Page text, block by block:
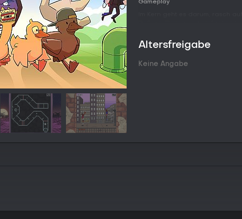
Gameplay
wobei der Schwierigkeitsgrad
allen Herausforderungen
Retro-Kassetten-Thema und
Altersfreigabe
Keine Angabe